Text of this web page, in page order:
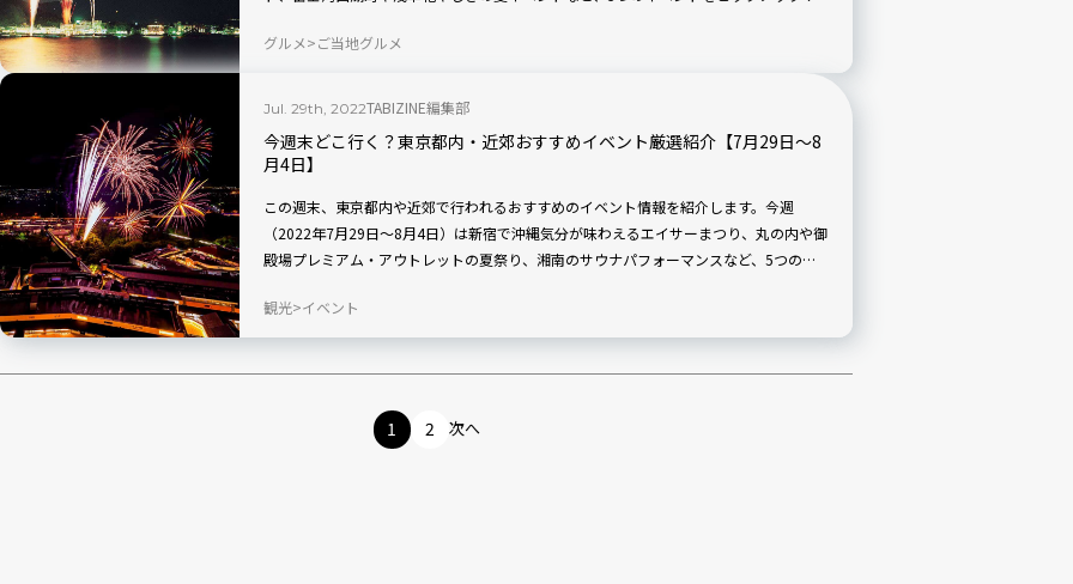
グルメ ご当地グルメ
Jul. 29th, 2022TABIZINE編集部
今週末どこ行く？東京都内・近郊おすすめイベント厳選紹介【7月29日〜8
月4日】
この週末、東京都内や近郊で行われるおすすめのイベント情報を紹介します。今週
（2022年7月29日〜8月4日）は新宿で沖縄気分が味わえるエイサーまつり、丸の内や御
殿場プレミアム・アウトレットの夏祭り、湘南のサウナパフォーマンスなど、5つのイ
観光 イベント
1 2 次へ